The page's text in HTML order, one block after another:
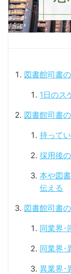
図書館司書
1日のス
図書館司書
持って
採用後
本や図
伝える
図書館司書
同業界･
同業界･
異業界･